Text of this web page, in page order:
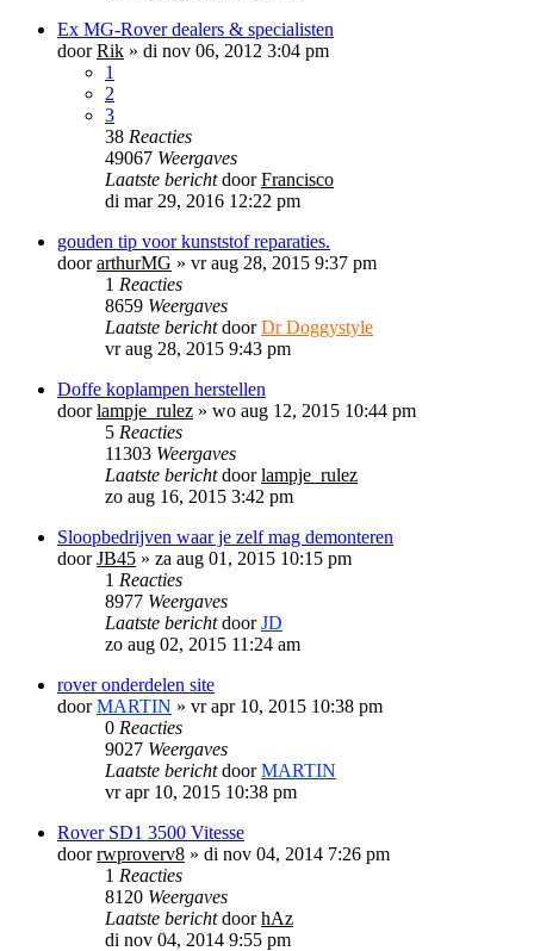
Ex MG-Rover dealers & specialisten
doorRik » di nov 06, 2012 3:04 pm
1
2
3
38 Reacties
49067 Weergaves
Laatste berichtdoorFrancisco
di mar 29, 2016 12:22 pm
gouden tip voor kunststof reparaties.
doorarthurMG » vr aug 28, 2015 9:37 pm
1 Reacties
8659 Weergaves
Laatste berichtdoorDr Doggystyle
vr aug 28, 2015 9:43 pm
Doffe koplampen herstellen
doorlampje_rulez » wo aug 12, 2015 10:44 pm
5 Reacties
11303 Weergaves
Laatste berichtdoorlampje_rulez
zo aug 16, 2015 3:42 pm
Sloopbedrijven waar je zelf mag demonteren
doorJB45 » za aug 01, 2015 10:15 pm
1 Reacties
8977 Weergaves
Laatste berichtdoorJD
zo aug 02, 2015 11:24 am
rover onderdelen site
doorMARTIN » vr apr 10, 2015 10:38 pm
0 Reacties
9027 Weergaves
Laatste berichtdoorMARTIN
vr apr 10, 2015 10:38 pm
Rover SD1 3500 Vitesse
doorrwproverv8 » di nov 04, 2014 7:26 pm
1 Reacties
8120 Weergaves
Laatste berichtdoorhAz
di nov 04, 2014 9:55 pm